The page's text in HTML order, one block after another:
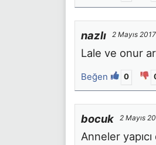
nazlı 2 Mayıs
Lale ve onur
Beğen 0
bocuk 2 Mayıs
Anneler